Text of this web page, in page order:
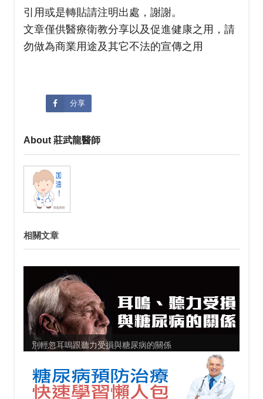
引用或是轉貼請注明出處，謝謝。
文章僅供醫療衛教分享以及促進健康之用，請
勿做為商業用途及其它不法的宣傳之用
分享
About 莊武龍醫師
相關文章
別輕忽耳嗚跟聽力受損與糖尿病的關係